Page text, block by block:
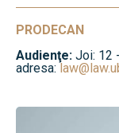
PRODECAN
Audienţe: Joi: 12
adresa: